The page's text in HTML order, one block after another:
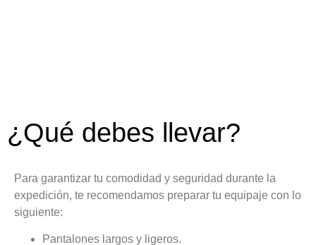
¿Qué debes llevar?
Para garantizar tu comodidad y seguridad durante la
expedición, te recomendamos preparar tu equipaje con lo
siguiente:
Pantalones largos y ligeros.